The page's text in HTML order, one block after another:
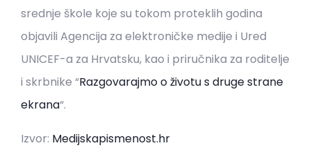
srednje škole koje su tokom proteklih godina
objavili Agencija za elektroničke medije i Ured
UNICEF-a za Hrvatsku, kao i priručnika za roditelje
i skrbnike “Razgovarajmo o životu s druge strane
ekrana“.
Izvor: Medijskapismenost.hr